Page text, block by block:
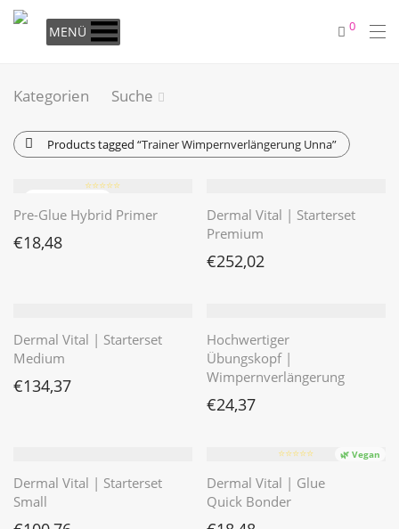
MENÜ 0
Kategorien Suche
Products tagged “Trainer Wimpernverlängerung Unna”
⭐️⭐️⭐️⭐️⭐️
Pre-Glue Hybrid Primer
€18,48
Dermal Vital | Starterset
Premium
€252,02
Dermal Vital | Starterset
Medium
€134,37
Hochwertiger
Übungskopf |
Wimpernverlängerung
€24,37
Dermal Vital | Starterset
Small
⭐️⭐️⭐️⭐️⭐️ 🌿 Vegan
Dermal Vital | Glue
Quick Bonder